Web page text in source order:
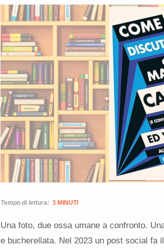
Tempo di lettura: 3 MINUTI
Una foto, due ossa umane a confronto.
e bucherellata. Nel 2023 un post social fa